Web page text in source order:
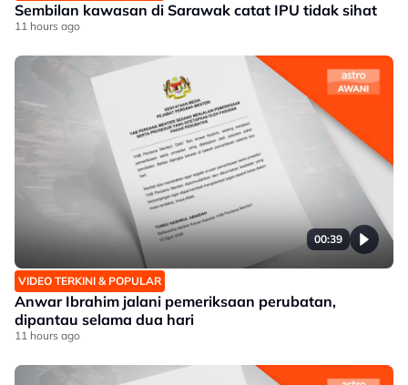
Sembilan kawasan di Sarawak catat IPU tidak sihat
11 hours ago
00:39
VIDEO TERKINI & POPULAR
Anwar Ibrahim jalani pemeriksaan perubatan,
dipantau selama dua hari
11 hours ago